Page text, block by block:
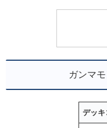
ガンマ
デッキ